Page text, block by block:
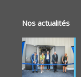
Nos actualités